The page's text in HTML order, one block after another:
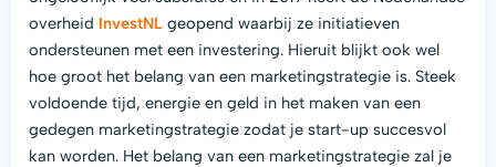
overheid InvestNL geopend waarbij ze initiatieven
ondersteunen met een investering. Hieruit blijkt ook wel
hoe groot het belang van een marketingstrategie is. Steek
voldoende tijd, energie en geld in het maken van een
gedegen marketingstrategie zodat je start-up succesvol
kan worden. Het belang van een marketingstrategie zal je